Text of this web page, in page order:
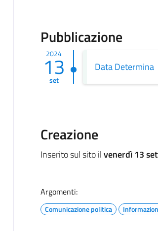
Pubblicazione
2024
13
set
Data Determina
Creazione
Inserito sul sito ilvenerdì 13
Argomenti:
Comunicazione politica